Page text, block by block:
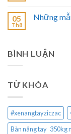
05
Th8
Những
BÌNH LUẬN
TỪ KHÓA
#xenangtayziczac
Bàn nâng tay 350kg